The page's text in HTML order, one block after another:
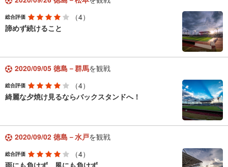
総合評価
（4）
諦めず続けること
2020/09/05 徳島－群馬を観戦
総合評価
（4）
綺麗な夕焼け見るならバックスタンドへ！
2020/09/02 徳島－水戸を観戦
総合評価
（4）
雨にも負けず、風にも負けず